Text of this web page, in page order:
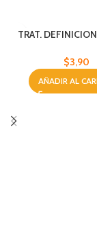
TRAT.
$3,90
AÑADIR AL